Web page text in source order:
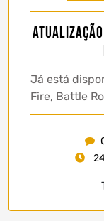
Já está
Fire, Battle